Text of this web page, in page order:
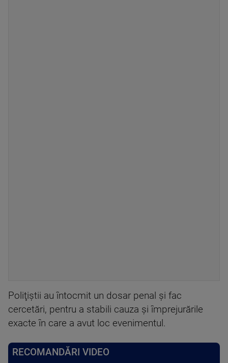
Poliţiştii au întocmit un dosar penal şi fac
cercetări, pentru a stabili cauza şi împrejurările
exacte în care a avut loc evenimentul.
RECOMANDĂRI VIDEO